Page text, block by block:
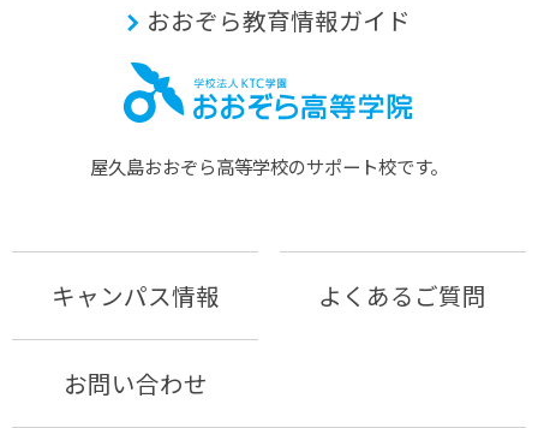
おおぞら教育情報ガイド
屋久島おおぞら⾼等学校のサポート校です。
キャンパス情報 よくあるご質問
お問い合わせ